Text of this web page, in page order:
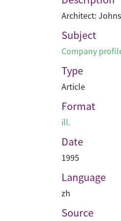
Architect:
Subject
Company
Type
Article
Format
ill.
Date
1995
Language
zh
Source